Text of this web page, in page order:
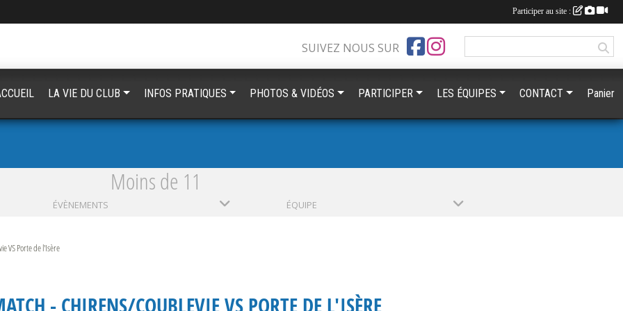
Moins de 11
ÉVÈNEMENTS ÉQUIPE
VS Porte de l'Isère
- CHIRENS/COUBLEVIE VS PORTE DE L'ISÈRE
SUIVEZ NOUS SUR
LA VIE DU CLUB INFOS PRATIQUES PHOTOS & VIDÉOS PARTICIPER LES ÉQUIPES CONTACT Panier
Participer au site :